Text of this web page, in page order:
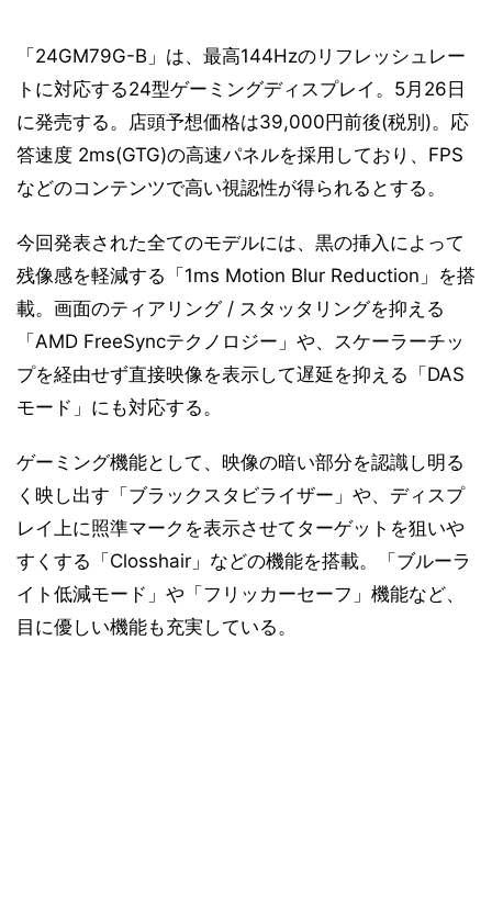
「24GM79G-B」は、最高144Hzのリフレッシュレー
トに対応する24型ゲーミングディスプレイ。5月26日
に発売する。店頭予想価格は39,000円前後(税別)。応
答速度 2ms(GTG)の高速パネルを採用しており、FPS
などのコンテンツで高い視認性が得られるとする。
今回発表された全てのモデルには、黒の挿入によって
残像感を軽減する「1ms Motion Blur Reduction」を搭
載。画面のティアリング / スタッタリングを抑える
「AMD FreeSyncテクノロジー」や、スケーラーチッ
プを経由せず直接映像を表示して遅延を抑える「DAS
モード」にも対応する。
ゲーミング機能として、映像の暗い部分を認識し明る
く映し出す「ブラックスタビライザー」や、ディスプ
レイ上に照準マークを表示させてターゲットを狙いや
すくする「Closshair」などの機能を搭載。「ブルーラ
イト低減モード」や「フリッカーセーフ」機能など、
目に優しい機能も充実している。